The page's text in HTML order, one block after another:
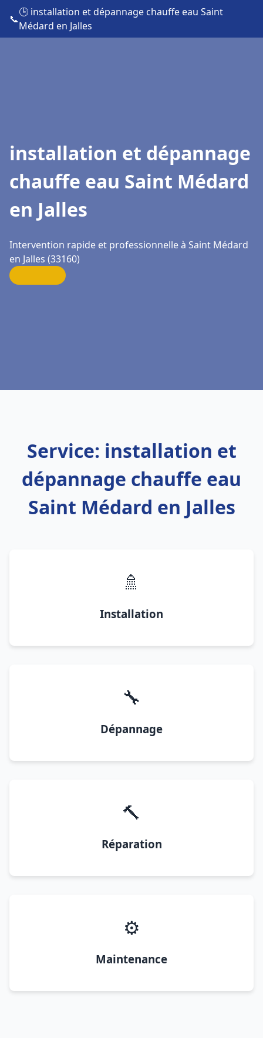
📞
🕒 installation et dépannage chauffe eau Saint
Médard en Jalles
installation et dépannage
chauffe eau Saint Médard
en Jalles
Intervention rapide et professionnelle à Saint Médard
en Jalles (33160)
Service: installation et
dépannage chauffe eau
Saint Médard en Jalles
🚿
Installation
🔧
Dépannage
🔨
Réparation
⚙️
Maintenance